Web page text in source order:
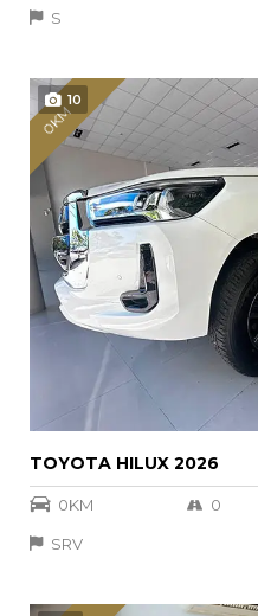
S
10
0KM
TOYOTA HILUX 2026
0KM 0
SRV